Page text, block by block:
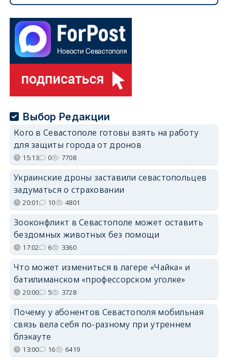
Выбор Редакции
Кого в Севастополе готовы взять на работу
для защиты города от дронов
15:13 0 7708
Украинские дроны заставили севастопольцев
задуматься о страховании
20:01 10 4801
Зооконфликт в Севастополе может оставить
бездомных животных без помощи
17:02 6 3360
Что может измениться в лагере «Чайка» и
батилиманском «профессорском уголке»
20:00 5 3728
Почему у абонентов Севастополя мобильная
связь вела себя по-разному при утреннем
блэкауте
13:00 16 6419